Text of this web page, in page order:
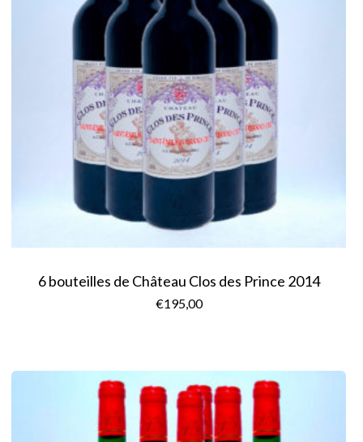
6 bouteilles de Château Clos des Prince 2014
€195,00